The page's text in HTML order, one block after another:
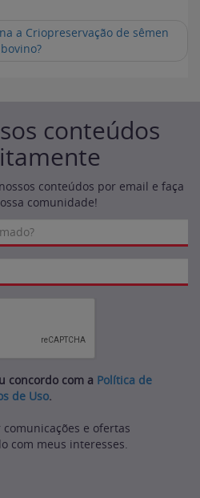
a Criopreservação de sêmen
bovino?
conteúdos
conteúdos por email e faça
comunidade!
concordo com a Política de
de Uso.
e ofertas
com meus interesses.